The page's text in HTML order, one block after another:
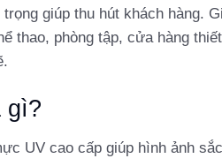
giúp thu hút khách hàng.
thao, phòng tập, cửa hàng
gì?
UV cao cấp giúp hình ảnh